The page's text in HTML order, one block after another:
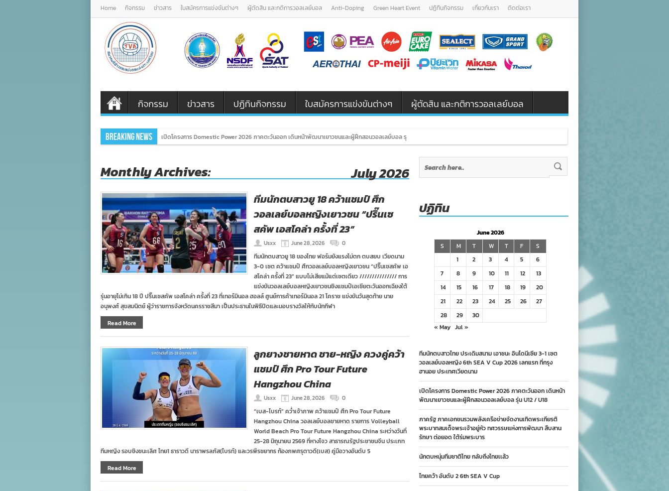
Home กิจกรรม ข่าวสาร ใบสมัครการแข่งขันต่างๆ ผู้ตัดสิน และกติการวอลเลย์บอล Anti-Doping Green Heart Event ปฏิทินกิจกรรม เกี่ยวกับเรา ติดต่อเรา
กิจกรรม ข่าวสาร ปฏิทินกิจกรรม ใบสมัครการแข่งขันต่างๆ ผู้ตัดสิน และกติการวอลเลย์บอล
Breaking News เปิดโครงการ Domestic Power 2026 ภาคตะวันออก เดินหน้าพัฒนาเยาวชนและผู้ฝึกสอนวอลเลย์บอล รุ่น U12 / U18
Monthly Archives: July 2026
ทีมนักตบสาวยู 18 คว้าแชมป์ ศึก
วอลเลย์บอลหญิงเยาวชน “ปริ๊นเซ
สคัพ เอสโคล่า ครั้งที่ 23”
Usxx June 28, 2026 0
ทีมนักตบสาวยู 18 ของไทย ฟอร์มยังแรงไม่ตก ตบสยบ เวียดนาม
3-0 เซต คว้าแชมป์ ศึกวอลเลย์บอลหญิงเยาวชน “ปริ๊นเซสคัพ เอ
สโคล่า ครั้งที่ 23” แบบไม่เสียแม้แต่เซตเดียว /////////////// การ
แข่งขันวอลเลย์บอลหญิงเยาวชนชิงแชมป์เอเชียตะวันออกเฉียงใต้
รุ่นอายุไม่เกิน 18 ปี ปริ๊นเซสคัพ เอสโคล่า ครั้งที่ 23 ที่เทอร์มินอล ฮอลล์ ศูนย์การค้าเทอร์มินอล 21 โคราช แข่งขันวันสุดท้าย นาย
อนุพงศ์ สุขสมนิตย์ ผู้ว่าราชการจังหวัดนครราชสีมา เป็นประธานในพิธีปิดและมอบรางวัลให้กับนักกีฬา
Read More
ลูกยางชายหาด ชาย-หญิง ควงคู่คว้า
แชมป์ ศึก Pro Tour Future
Hangzhou China
Usxx June 28, 2026 0
“เบส-ไบรท์” คว่ำเจ้าภาพ คว้าแชมป์ ศึก Pro Tour Future
Hangzhou China วอลเลย์บอลชายหาด รายการ Volleyball
World Beach Pro Tour Future Hangzhou China ระหว่างวันที่
25-28 มิถุนายน 2569 ที่หางโจว สาธารณรัฐประชาชนจีน ประเภท
ทีมหญิง รอบชิงชนะเลิศ ไทย1 ธาราวดี นาราพรลภัส(ไบรท์) และวรพีรชยากร ก้องภพศรุตาวดี(เบส) คู่มือวางอันดับ 5
Read More
ปฏิทิน
June 2026
S
M T W T F
S
1
2 3 4 5
6
7
8 9 10 11 12
13
14
15 16 17 18 19
20
21
22 23 24 25 26
27
28
29
30
« May Jul »
ทีมนักตบสาวไทย ประเดิมสนาม เอาชนะ อินโดนีเซีย 3-1 เซต
วอลเลย์บอลหญิง 6th SEA V Cup 2026 เลกแรก ที่กรุง
ฮานอย ประเทศเวียดนาม
เปิดโครงการ Domestic Power 2026 ภาคตะวันออก เดินหน้า
พัฒนาเยาวชนและผู้ฝึกสอนวอลเลย์บอล รุ่น U12 / U18
ภาครัฐ ภาคเอกชนรวมพลังเครือข่ายจัดงานเทิดพระเกียรติ
พระบาทสมเด็จพระเจ้าอยู่หัว ทศวรรษแห่งการพัฒนา สืบสาน
รักษา ต่อยอด ใต้ร่มพระบาร
นักตบหนุ่มทีมชาติไทย กลับถึงไทยเเล้ว
ไทยคว้า อันดับ 2 6th SEA V Cup